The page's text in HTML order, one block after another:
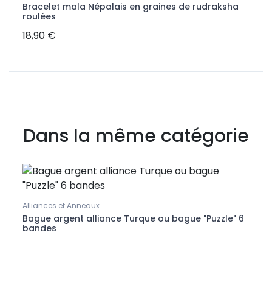
Bracelet mala Népalais en graines de rudraksha
roulées
18,90 €
Dans la même catégorie
Alliances et Anneaux
Bague argent alliance Turque ou bague "Puzzle" 6
bandes